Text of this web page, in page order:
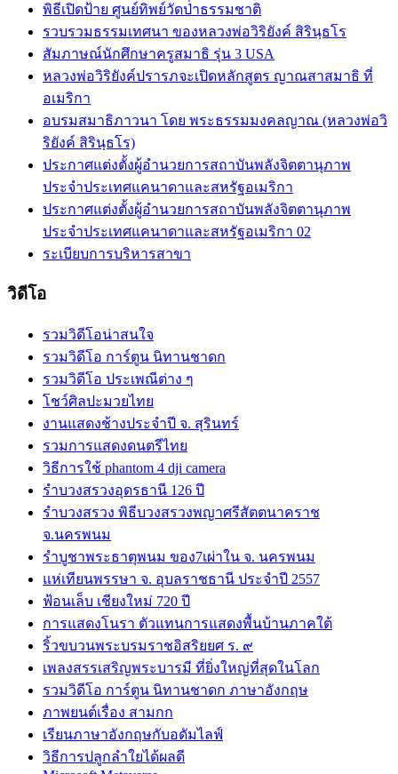
พิธีเปิดป้าย ศูนย์ทิพย์วัดป่่าธรรมชาติ
รวบรวมธรรมเทศนา ของหลวงพ่อวิริยังค์ สิรินฺธโร
สัมภาษณ์นักศึกษาครูสมาธิ รุ่น 3 USA
หลวงพ่อวิริยังค์ปรารภจะเปิดหลักสูตร ญาณสาสมาธิ ที่
อเมริกา
อบรมสมาธิภาวนา โดย พระธรรมมงคลญาณ (หลวงพ่อวิ
ริยังค์ สิรินฺธโร)
ประกาศแต่งตั้งผู้อำนวยการสถาบันพลังจิตตานุภาพ
ประจำประเทศแคนาดาและสหรัฐอเมริกา
ประกาศแต่งตั้งผู้อำนวยการสถาบันพลังจิตตานุภาพ
ประจำประเทศแคนาดาและสหรัฐอเมริกา 02
ระเบียบการบริหารสาขา
วิดีโอ
รวมวิดีโอน่าสนใจ
รวมวิดีโอ การ์ตูน นิทานชาดก
รวมวิดีโอ ประเพณีต่าง ๆ
โชว์ศิลปะมวยไทย
งานแสดงช้างประจำปี จ. สุรินทร์
รวมการแสดงดนตรีไทย
วิธีการใช้ phantom 4 dji camera
รำบวงสรวงอุดรธานี 126 ปี
รำบวงสรวง พิธีบวงสรวงพญาศรีสัตตนาคราช
จ.นครพนม
รำบูชาพระธาตุพนม ของ7เผ่าใน จ. นครพนม
แห่เทียนพรรษา จ. อุบลราชธานี ประจำปี 2557
ฟ้อนเล็บ เชียงใหม่ 720 ปี
การแสดงโนรา ตัวแทนการแสดงพื้นบ้านภาคใต้
ริ้วขบวนพระบรมราชอิสริยยศ ร. ๙
เพลงสรรเสริญพระบารมี ที่ยิ่งใหญ่ที่สุดในโลก
รวมวิดีโอ การ์ตูน นิทานชาดก ภาษาอังกฤษ
ภาพยนต์เรื่อง สามกก
เรียนภาษาอังกฤษกับอดัมไลฟ์
วิธีการปลูกลำใยได้ผลดี